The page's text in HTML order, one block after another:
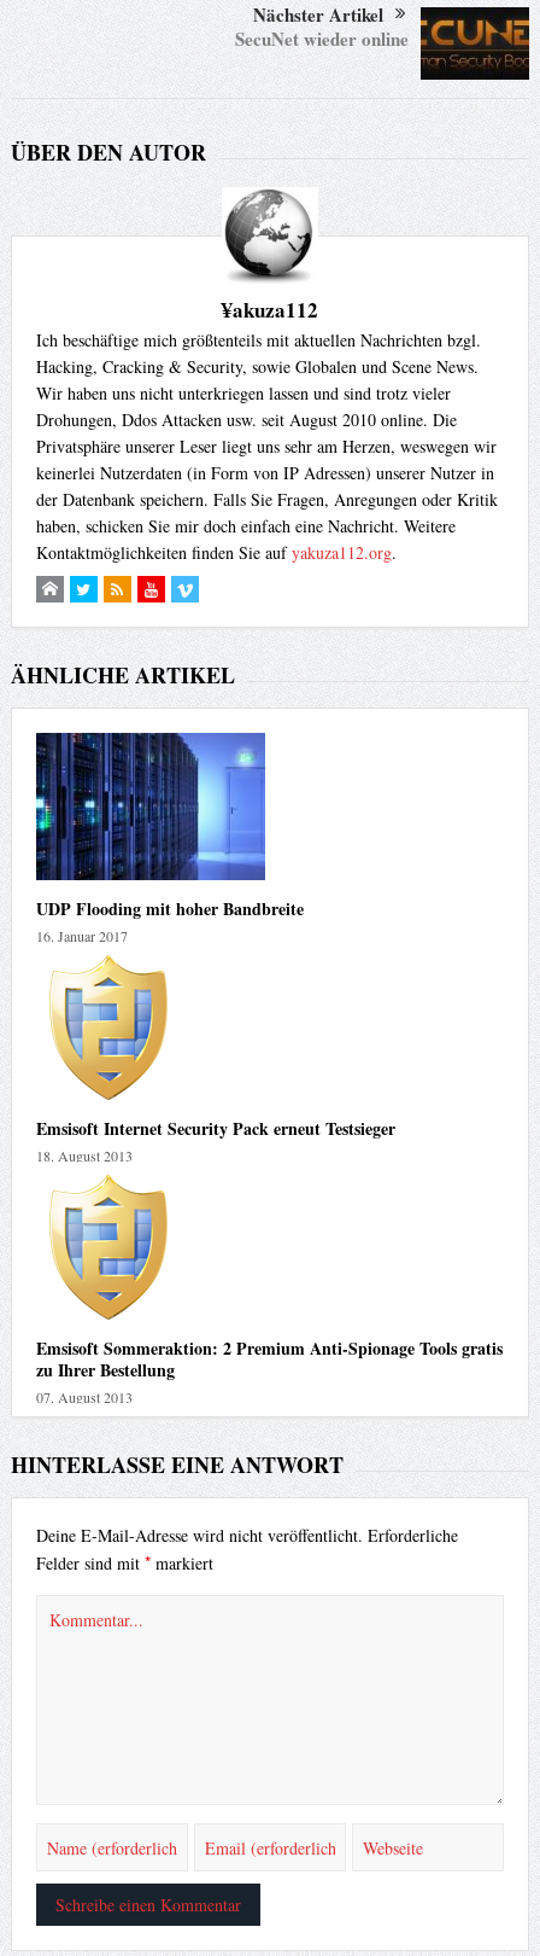
Nächster Artikel
SecuNet wieder online
ÜBER DEN AUTOR
¥akuza112
Ich beschäftige mich größtenteils mit aktuellen Nachrichten bzgl.
Hacking, Cracking & Security, sowie Globalen und Scene News.
Wir haben uns nicht unterkriegen lassen und sind trotz vieler
Drohungen, Ddos Attacken usw. seit August 2010 online. Die
Privatsphäre unserer Leser liegt uns sehr am Herzen, weswegen wir
keinerlei Nutzerdaten (in Form von IP Adressen) unserer Nutzer in
der Datenbank speichern. Falls Sie Fragen, Anregungen oder Kritik
haben, schicken Sie mir doch einfach eine Nachricht. Weitere
Kontaktmöglichkeiten finden Sie aufyakuza112.org.
ÄHNLICHE ARTIKEL
UDP Flooding mit hoher Bandbreite
16. Januar 2017
Emsisoft Internet Security Pack erneut Testsieger
18. August 2013
Emsisoft Sommeraktion: 2 Premium Anti-Spionage Tools gratis
zu Ihrer Bestellung
07. August 2013
HINTERLASSE EINE ANTWORT
Deine E-Mail-Adresse wird nicht veröffentlicht. Erforderliche
Felder sind mit *markiert